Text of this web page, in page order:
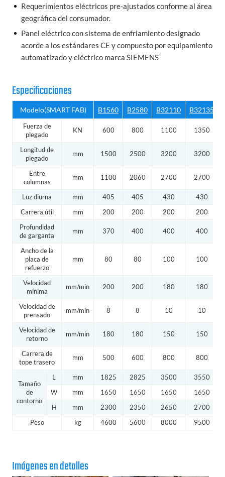
Requerimientos eléctricos pre-ajustados conforme al área
geográfica del consumador.
Panel eléctrico con sistema de enfriamiento designado
acorde a los estándares CE y compuesto por equipamiento
automatizado y eléctrico marca SIEMENS
Especificaciones
Modelo(SMART FAB) B1560 B2580 B32110 B32135
Fuerza de
plegado
KN 600 800 1100 1350
Longitud de
plegado
mm 1500 2500 3200 3200
Entre
columnas
mm 1100 2060 2700 2700
Luz diurna mm 405 405 430
430
Carrera útil
mm 200 200 200
200
Profundidad
de garganta
mm 370 400 400 400
Ancho de la
placa de
refuerzo
mm 80 80 100 100
Velocidad
mínima
mm/min 200 200 180 180
Velocidad de
prensado
mm/min 8 8 10 10
Velocidad de
retorno
mm/min 180 180 150 150
Carrera de
tope trasero
mm 500 600 800 800
Tamaño
de
contorno
L mm 1825 2825 3500
3550
W
mm 1650 1650 1650
1650
H
mm 2300 2350 2650
2700
Peso
kg 4600 5600 8000 9500
Imágenes en detalles